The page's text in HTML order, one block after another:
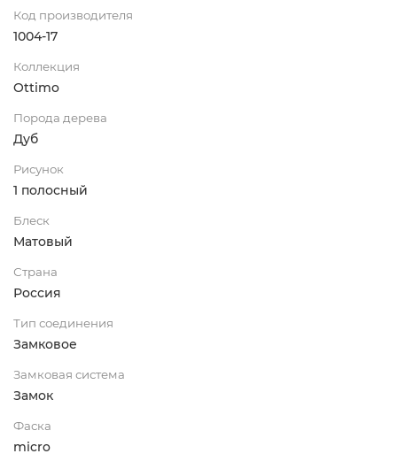
Код производителя
1004-17
Коллекция
Ottimo
Порода дерева
Дуб
Рисунок
1 полосный
Блеск
Матовый
Страна
Россия
Тип соединения
Замковое
Замковая система
Замок
Фаска
micro